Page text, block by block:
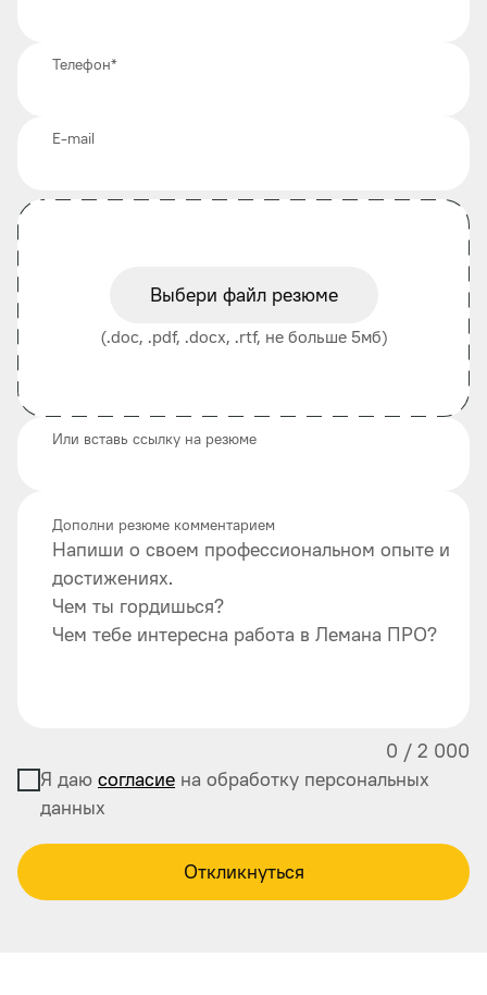
Телефон*
E-mail
Выбери файл резюме
(.doc, .pdf, .docx, .rtf, не больше 5мб)
Или вставь ссылку на резюме
Напиши о своем профессиональном опыте и
достижениях.
Чем ты гордишься?
Чем тебе интересна работа в Лемана ПРО?
Дополни резюме комментарием
0 / 2 000
Я даю согласие на обработку персональных
данных
Откликнуться